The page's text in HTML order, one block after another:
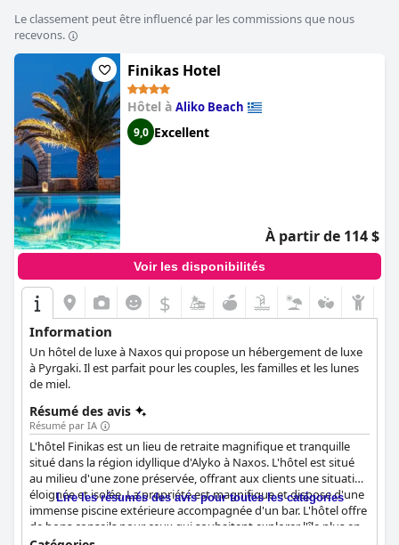
Le classement peut être influencé par les commissions que nous
recevons.
Finikas Hotel
Hôtel à Aliko Beach
9,0 Excellent
À partir de 114 $
Voir les disponibilités
$
Information
Un hôtel de luxe à Naxos qui propose un hébergement de luxe
à Pyrgaki. Il est parfait pour les couples, les familles et les lunes
de miel.
Résumé des avis
Résumé par IA
L'hôtel Finikas est un lieu de retraite magnifique et tranquille
situé dans la région idyllique d'Alyko à Naxos. L'hôtel est situé
au milieu d'une zone préservée, offrant aux clients une situation
éloignée et isolée. La propriété est magnifique et dispose d'une
immense piscine extérieure accompagnée d'un bar. L'hôtel offre
de bons conseils pour ceux qui souhaitent explorer l'île plus en
Lire les résumés des avis pour toutes les catégories